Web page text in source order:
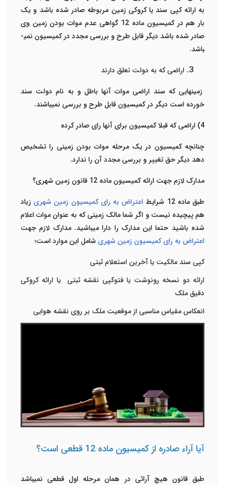
به ارائه کپی سند یا کروکی زمین مربوطه صادر شده باشد و یک
بار هم در کمیسیون ماده 12 گواهی عدم موات بودن زمین وی
صادر شده باشد دیگر قابل طرح و بررسی مجدد در کمیسیون نمی­
باشد.
اراضی که به دولت تعلق دارند
زمین­هایی که سند اراضی موات آن­ها باطل و به نام دولت سند
خورده است دیگر در کمیسیون قابل طرح و بررسی نمی­باشند.
4) اراضی که قبلا کمیسیون برای آن­ها رای صادر کرده
چنانچه کمیسیون در یک مرحله موات بودن زمینی را تشخیص
دهد دیگر حق تغییر و بررسی مجدد آن را ندارد.
مدارک لازم جهت ارائه کمیسیون ماده 12 قانون زمین شهری؟
طبق ماده 12 شرایط
اعتراض به رای کمیسیون زمین شهری زیاد
هم پیچیده نیست و اگر شما مالک زمینی که به عنوان موات اعلام
شده باشید حتما این مدارک را دارا می­باشید. مدارک لازم جهت
اعتراض به رای کمیسیون زمین شهریشامل این موارد است؛
کپی سند مالکیت یا آخرین استعلام ثبتی
ارائه دو نسخه رونوشت یا فتوکپی نقشه ثبتی یا ارائه کروکی
دقیق ملک
انعکاس مقیاس مناسبی از موقعیت ملک بر روی نقشه هوایی
آیا آراء صادره از کمیسیون ماده 12 قطعی است؟
طبق قانون هیچ آرائی در همان مرحله اول قطعی نمی­باشد